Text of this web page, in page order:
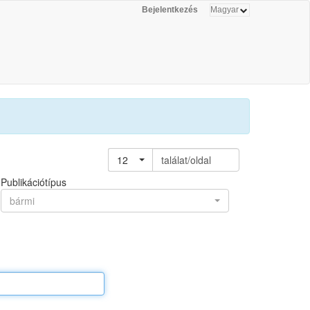
Bejelentkezés
12
találat/oldal
Publikációtípus
bármi